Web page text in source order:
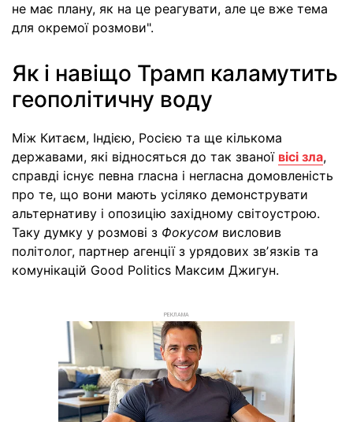
не має плану, як на це реагувати, але це вже тема
для окремої розмови".
Як і навіщо Трамп каламутить
геополітичну воду
Між Китаєм, Індією, Росією та ще кількома
державами, які відносяться до так званої вісі зла,
справді існує певна гласна і негласна домовленість
про те, що вони мають усіляко демонструвати
альтернативу і опозицію західному світоустрою.
Таку думку у розмові з Фокусом висловив
політолог, партнер агенції з урядових звʼязків та
комунікацій Good Politics Максим Джигун.
РЕКЛАМА